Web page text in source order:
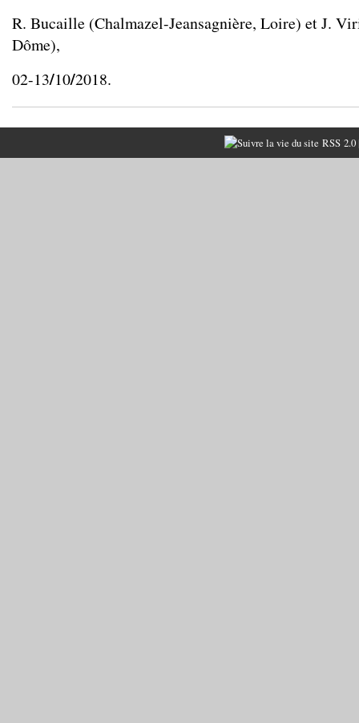
R. Bucaille (Chalmazel-Jeansagnière, Loire) et J.
Dôme),
02-13/10/2018.
RSS 2.0